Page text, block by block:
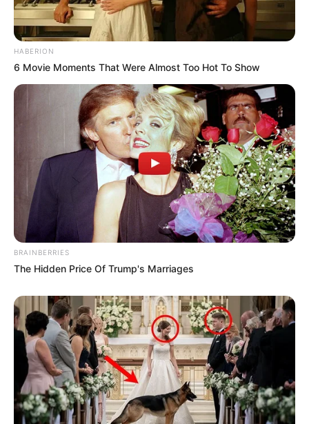
HABERION
6 Movie Moments That Were Almost Too Hot To Show
BRAINBERRIES
The Hidden Price Of Trump's Marriages